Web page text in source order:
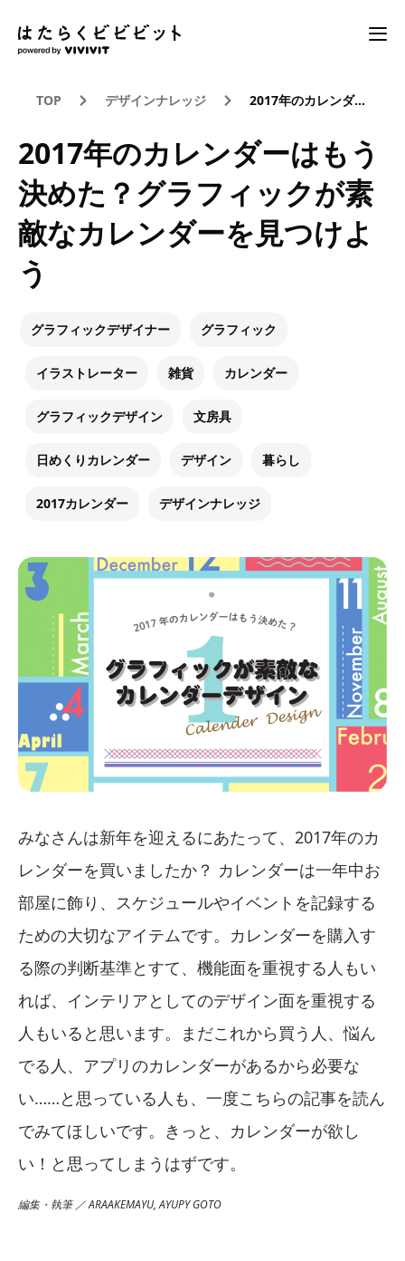
TOP デザインナレッジ 2017年のカレンダーはもう決めた？グラフィックが素敵なカレンダーを見つけよう
2017年のカレンダーはもう
決めた？グラフィックが素
敵なカレンダーを見つけよ
う
グラフィックデザイナー グラフィック
イラストレーター 雑貨 カレンダー
グラフィックデザイン 文房具
日めくりカレンダー デザイン 暮らし
2017カレンダー デザインナレッジ
みなさんは新年を迎えるにあたって、2017年のカ
レンダーを買いましたか？ カレンダーは一年中お
部屋に飾り、スケジュールやイベントを記録する
ための大切なアイテムです。カレンダーを購入す
る際の判断基準とすて、機能面を重視する人もい
れば、インテリアとしてのデザイン面を重視する
人もいると思います。まだこれから買う人、悩ん
でる人、アプリのカレンダーがあるから必要な
い……と思っている人も、一度こちらの記事を読ん
でみてほしいです。きっと、カレンダーが欲し
い！と思ってしまうはずです。
編集・執筆 ／ ARAAKEMAYU, AYUPY GOTO